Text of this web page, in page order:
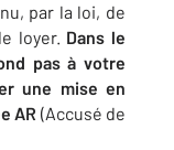
par la loi, de
loyer. Dans le
pas à votre
une mise en
AR (Accusé de